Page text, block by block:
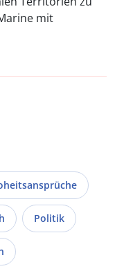
mit
Politik